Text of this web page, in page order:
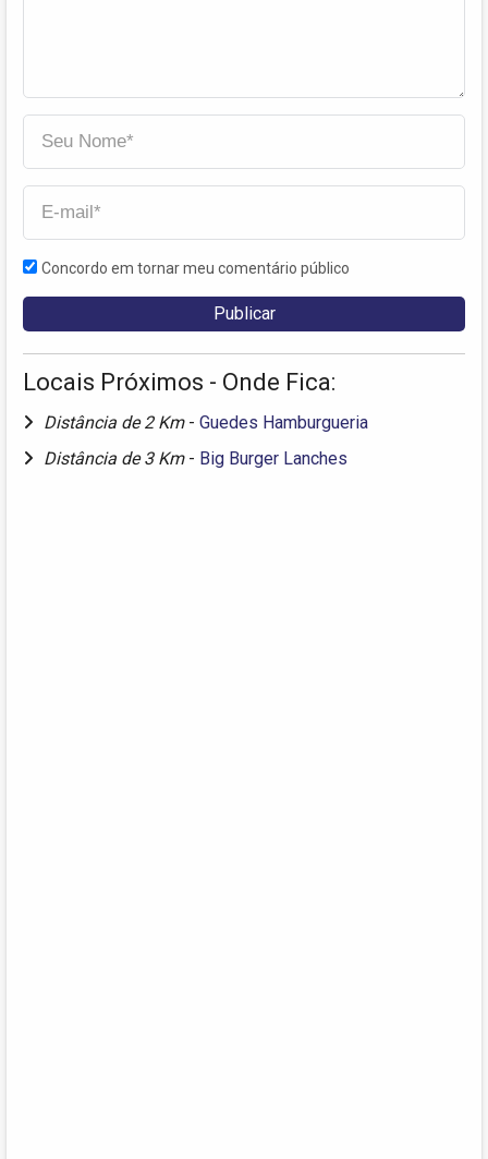
Concordo em tornar meu comentário público
Locais Próximos - Onde Fica:
Distância de 2 Km - Guedes Hamburgueria
Distância de 3 Km - Big Burger Lanches